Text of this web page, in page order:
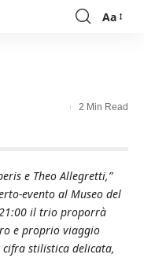
Font
Aa
2 Min Read
e Theo Allegretti,”
evento al Museo del
il trio proporrà
e proprio viaggio
stilistica delicata,